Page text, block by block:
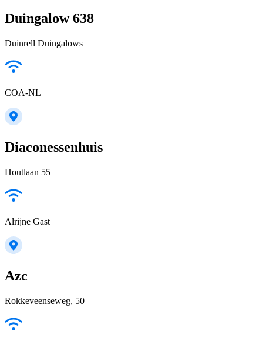
Duingalow 638
Duinrell Duingalows
COA-NL
Diaconessenhuis
Houtlaan 55
Alrijne Gast
Azc
Rokkeveenseweg, 50